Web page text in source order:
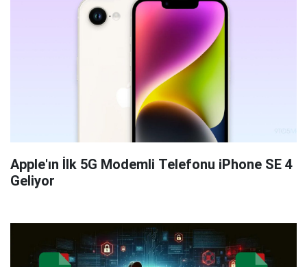
Apple'ın İlk 5G Modemli Telefonu iPhone SE 4
Geliyor